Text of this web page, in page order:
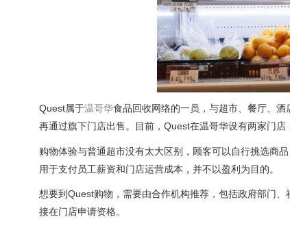
Quest属于温哥华食品回收网络的一员，与超市、餐厅、
再通过旗下门店出售。目前，Quest在温哥华设有两家门店
购物体验与普通超市没有太大区别，顾客可以自行挑选商
用于支付员工薪资和门店运营成本，并不以盈利为目的。
想要到Quest购物，需要由合作机构推荐，包括政府部门
接在门店申请资格。